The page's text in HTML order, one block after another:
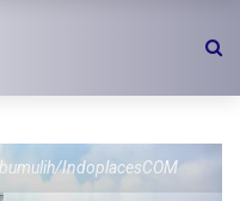
IndoplacesCOM